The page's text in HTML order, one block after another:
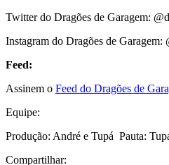
Twitter do Dragões de Garagem:
Instagram do Dragões de Garagem:
Feed:
Assinem o Feed do Dragões de
Equipe:
Produção: André e Tupá Pauta:
Compartilhar: